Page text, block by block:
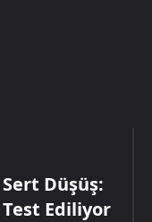
Düşüş:
Ediliyor